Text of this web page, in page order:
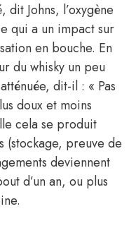
Johns, l’oxygène
qui a un impact sur
en bouche. En
du whisky un peu
dit-il : « Pas
doux et moins
cela se produit
(stockage, preuve de
deviennent
d’un an, ou plus